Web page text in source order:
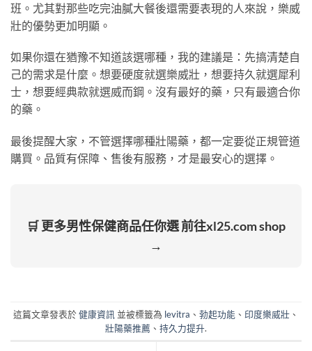
班。尤其對那些吃完油膩大餐後還需要表現的人來說，樂威
壯的優勢更加明顯。
如果你還在猶豫不知道該選哪種，我的建議是：先搞清楚自
己的需求是什麼。想要硬度就選樂威壯，想要持久就選犀利
士，想要經典款就選威而鋼。沒有最好的藥，只有最適合你
的藥。
最後提醒大家，不管選擇哪種壯陽藥，都一定要從正規管道
購買。品質有保障、售後有服務，才是最安心的選擇。
🛒 更多男性保健商品任你選 前往xl25.com shop
→
這篇文章發表於健康資訊 並被標籤為 levitra 、 勃起功能 、 印度樂威壯 、
壯陽藥推薦 、 持久力提升.